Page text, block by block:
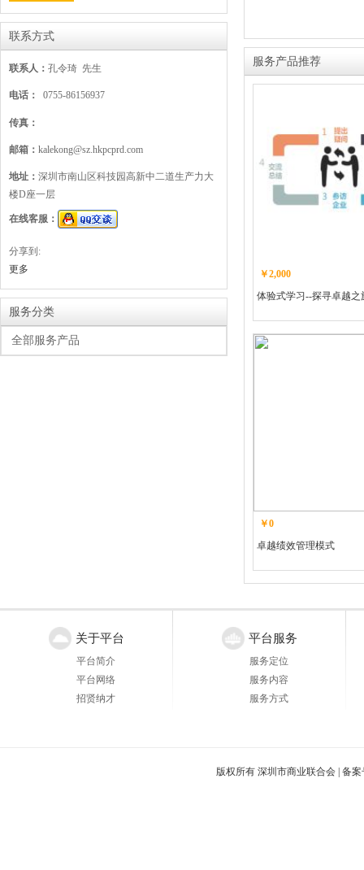
联系方式
联系人： 孔令琦 先生
电话： 0755-86156937
传真：
邮箱： kalekong@sz.hkpcprd.com
地址： 深圳市南山区科技园高新中二道生产力大
楼D座一层
在线客服：
分享到:
更多
服务分类
全部服务产品
服务产品推荐
￥2,000
体验式学习--探寻卓越之
￥0
卓越绩效管理模式
关于平台
平台简介
平台网络
招贤纳才
平台服务
服务定位
服务内容
服务方式
版权所有 深圳市商业联合会 | 备案